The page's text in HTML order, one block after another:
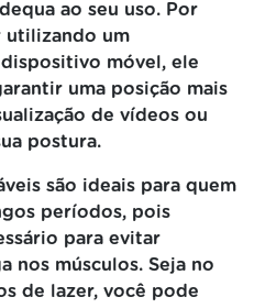
ao seu uso. Por
utilizando um
móvel, ele
uma posição mais
de vídeos ou
postura.
são ideais para quem
períodos, pois
para evitar
nos músculos. Seja no
de lazer, você pode